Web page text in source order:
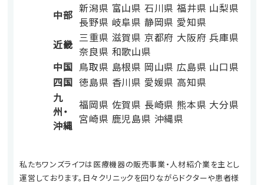
中部 新潟県 富山県 石川県 福井県 山梨県
長野県 岐阜県 静岡県 愛知県
近畿 三重県 滋賀県 京都府 大阪府 兵庫県
奈良県 和歌山県
中国 鳥取県 島根県 岡山県 広島県 山口県
四国 徳島県 香川県 愛媛県 高知県
九
州・
沖縄
福岡県 佐賀県 長崎県 熊本県 大分県
宮崎県 鹿児島県 沖縄県
私たちワンズライフは医療機器の販売事業・人材紹介業を主とし
運営しております。日々クリニックを回りながらドクターや患者様